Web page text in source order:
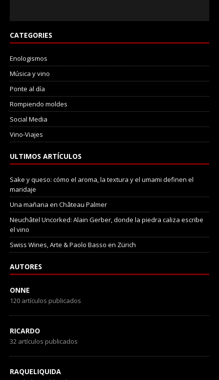
CATEGORIES
Enologismos
Música y vino
Ponte al día
Rompiendo moldes
Social Media
Vino-Viajes
ULTIMOS ARTÍCULOS
Sake y queso: cómo el aroma, la textura y el umami definen el
maridaje
Una mañana en Château Palmer
Neuchâtel Uncorked: Alain Gerber, donde la piedra caliza escribe
el vino
Swiss Wines, Arte & Paolo Basso en Zürich
AUTORES
ONNE
120 artículos publicados
RICARDO
32 artículos publicados
RAQUELIQUIDA